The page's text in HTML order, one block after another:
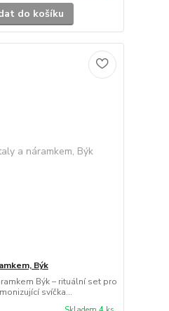
do košíku
Býk
Býk – rituální set pro
svíčka...